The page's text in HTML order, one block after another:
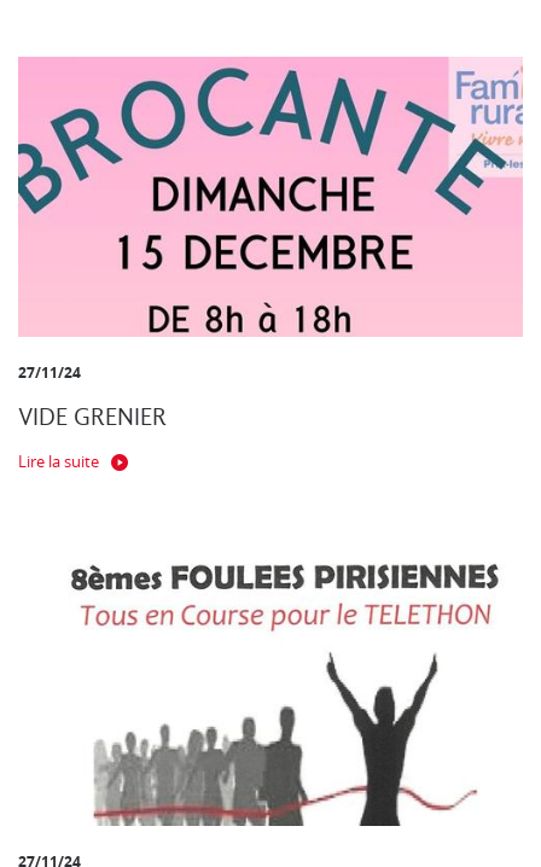
27/11/24
VIDE GRENIER
Lire la suite
27/11/24